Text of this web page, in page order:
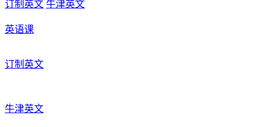
订制英文 牛津英文
英语课
订制英文
牛津英文